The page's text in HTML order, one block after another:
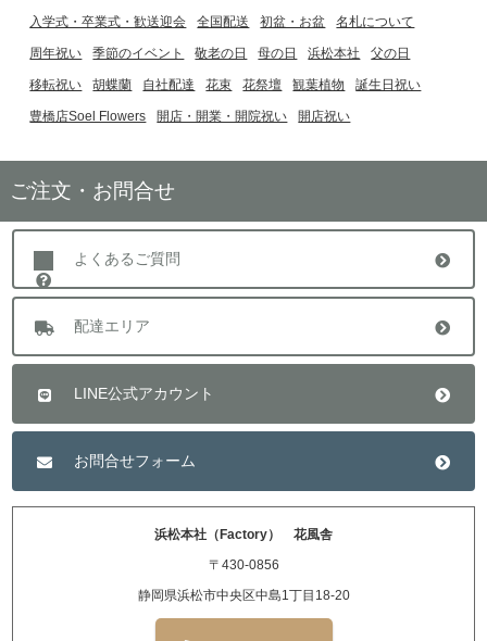
入学式・卒業式・歓送迎会 全国配送 初盆・お盆 名札について
周年祝い 季節のイベント 敬老の日 母の日 浜松本社 父の日
移転祝い 胡蝶蘭 自社配達 花束 花祭壇 観葉植物 誕生日祝い
豊橋店Soel Flowers 開店・開業・開院祝い 開店祝い
ご注文・お問合せ
よくあるご質問
配達エリア
LINE公式アカウント
お問合せフォーム
浜松本社（Factory） 花風舎
〒430-0856
静岡県浜松市中央区中島1丁目18-20